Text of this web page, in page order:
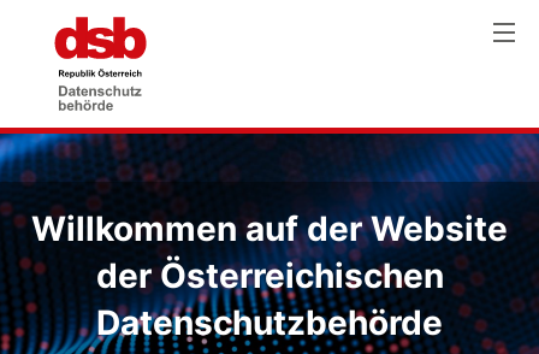
Willkommen auf der Website
der Österreichischen
Datenschutzbehörde